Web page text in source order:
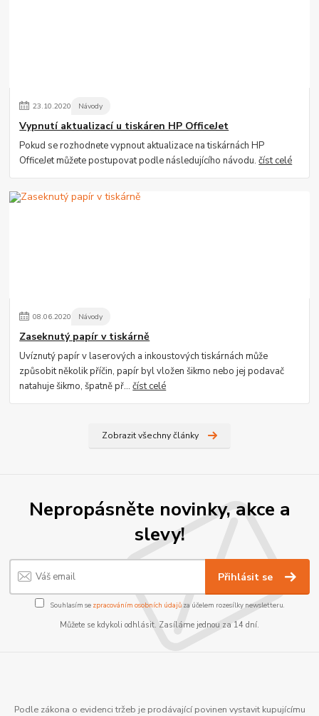
23.10.2020 Návody
Vypnutí aktualizací u tiskáren HP OfficeJet
Pokud se rozhodnete vypnout aktualizace na tiskárnách HP
OfficeJet můžete postupovat podle následujícího návodu.číst celé
08.06.2020 Návody
Zaseknutý papír v tiskárně
Uvíznutý papír v laserových a inkoustových tiskárnách může
způsobit několik příčin, papír byl vložen šikmo nebo jej podavač
natahuje šikmo, špatně př...číst celé
Zobrazit všechny články
Nepropásněte novinky, akce a
slevy!
Přihlásit se
Souhlasím se zpracováním osobních údajůza účelem rozesílky newsletteru.
Můžete se kdykoli odhlásit. Zasíláme jednou za 14 dní.
Podle zákona o evidenci tržeb je prodávající povinen vystavit kupujícímu